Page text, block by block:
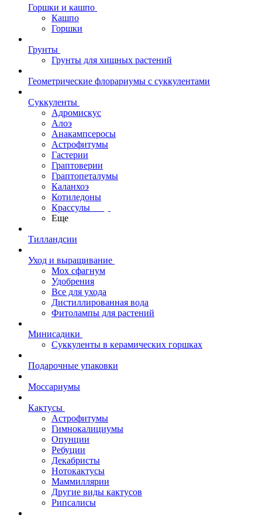
Горшки и кашпо
Кашпо
Горшки
Грунты
Грунты для хищных растений
Геометрические флорариумы с суккулентами
Суккуленты
Адромискус
Алоэ
Анакампсеросы
Астрофитумы
Гастерии
Граптоверии
Граптопеталумы
Каланхоэ
Котиледоны
Крассулы
Еще
Тилландсии
Уход и выращивание
Мох сфагнум
Удобрения
Все для ухода
Дистиллированная вода
Фитолампы для растений
Минисадики
Суккуленты в керамических горшках
Подарочные упаковки
Моссариумы
Кактусы
Астрофитумы
Гимнокалициумы
Опунции
Ребуции
Декабристы
Нотокактусы
Маммиллярии
Другие виды кактусов
Рипсалисы